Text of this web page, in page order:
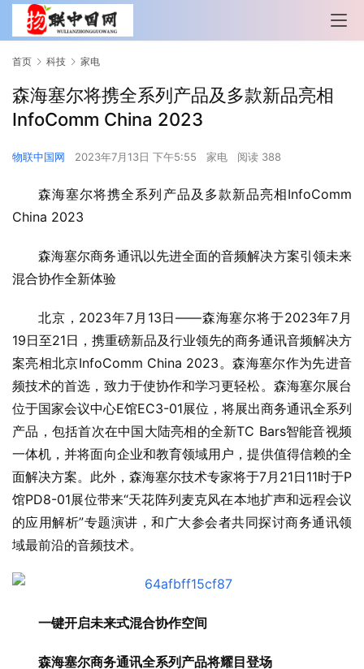
首页 科技 家电
森海塞尔将携全系列产品及多款新品亮相
InfoComm China 2023
物联中国网 2023年7月13日 下午5:55 家电 阅读 388
森海塞尔将携全系列产品及多款新品亮相InfoComm
China 2023
森海塞尔商务通讯以先进全面的音频解决方案引领未来
混合协作全新体验
北京，2023年7月13日——森海塞尔将于2023年7月
19日至21日，携重磅新品及行业领先的商务通讯音频解决方
案亮相北京InfoComm China 2023。森海塞尔作为先进音
频技术的首选，致力于使协作和学习更轻松。森海塞尔展台
位于国家会议中心E馆EC3-01展位，将展出商务通讯全系列
产品，包括首次在中国大陆亮相的全新TC Bars智能音视频
一体机，并将面向企业和教育领域用户，提供值得信赖的全
面解决方案。此外，森海塞尔技术专家将于7月21日11时于P
馆PD8-01展位带来“天花阵列麦克风在本地扩声和远程会议
的应用解析”专题演讲，和广大参会者共同探讨商务通讯领
域最前沿的音频技术。
一键开启未来式混合协作空间
森海塞尔商务通讯全系列产品将耀目登场